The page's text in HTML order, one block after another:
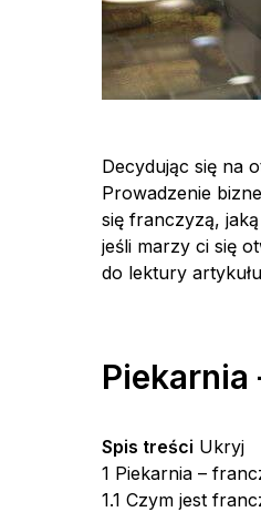
Decydując się na
Prowadzenie
się franczyzą,
jeśli marzy ci się
do lektury
Piekarnia
Spis treści Ukryj
1 Piekarnia –
1.1 Czym jest